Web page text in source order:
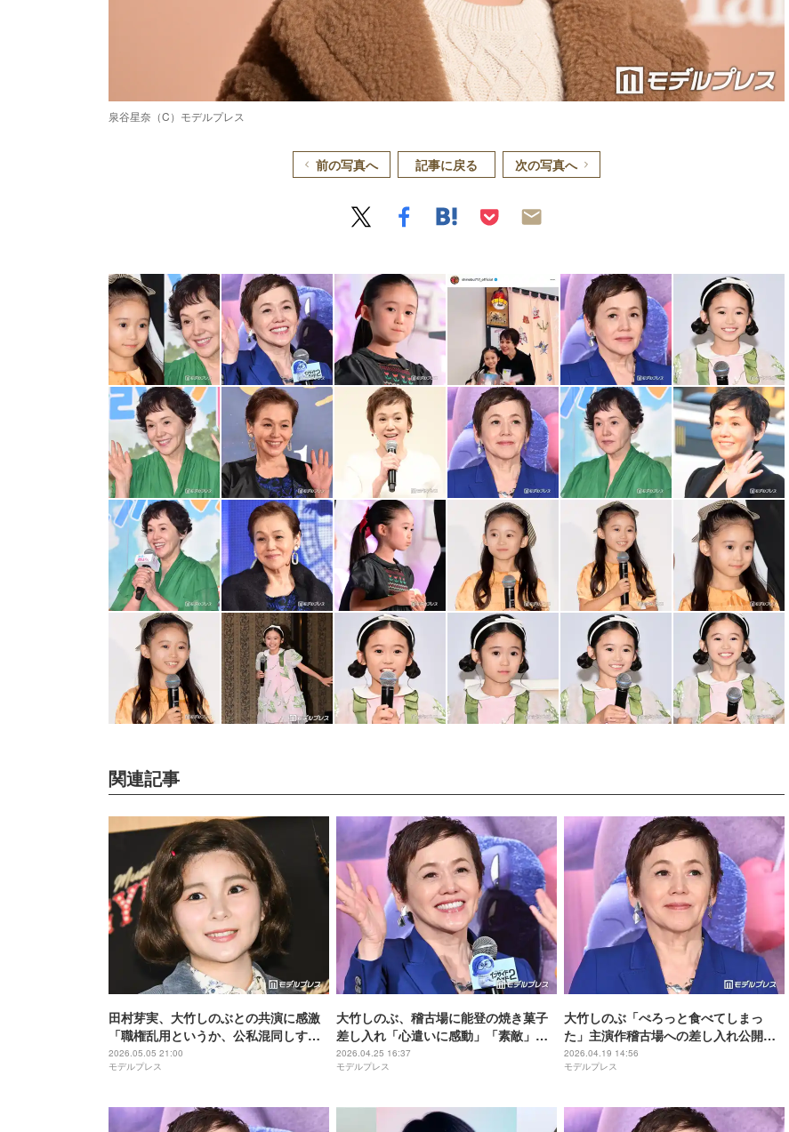
泉谷星奈（C）モデルプレス
前の写真へ 記事に戻る 次の写真へ
関連記事
田村芽実、大竹しのぶとの共演に感激
「職権乱用というか、公私混同しすぎ
て」稽古中は瞬きも惜しむ【GYPSY】
2026.05.05 21:00
モデルプレス
大竹しのぶ、稽古場に能登の焼き菓子
差し入れ「心遣いに感動」「素敵」の
声
2026.04.25 16:37
モデルプレス
大竹しのぶ「ぺろっと食べてしまっ
た」主演作稽古場への差し入れ公開
「流石のセレクト」「現場の活気が出
そう」と反響
2026.04.19 14:56
モデルプレス